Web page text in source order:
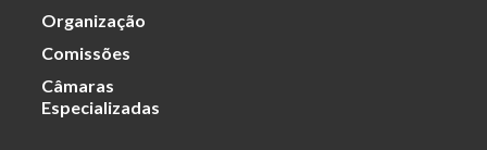
Organização
Comissões
Câmaras
Especializadas